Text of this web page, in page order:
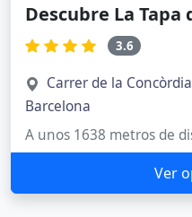
Descubre La Tapa
3.6
Carrer de la
Barcelona
A unos 1638 metros de
Ver